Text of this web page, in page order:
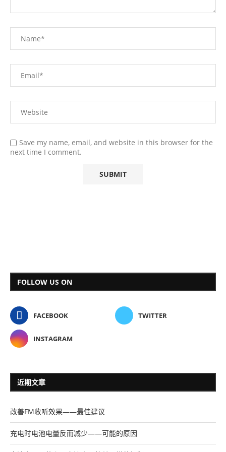
Save my name, email, and website in this browser for the
next time I comment.
FOLLOW US ON
FACEBOOK TWITTER
INSTAGRAM
近期文章
改善FM收听效果——最佳建议
充电时电池电量反而减少——可能的原因